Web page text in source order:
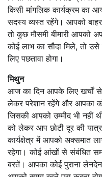
किसी मांगलिक कार्यक्रम का
सदस्य व्यस्त रहेंगे। आपको
तो कुछ मौसमी बीमारी आपको
कोई लाभ का सौदा मिले, तो
लिए पछतावा होगा।
मिथुन
आज का दिन आपके लिए खर्चों
लेकर परेशान रहेंगे और आपका
जिसकी आपको उम्मीद भी नहीं
को लेकर आप छोटी दूर की
कार्यक्षेत्र में आपको अक्समात
रहेगा। कोई आंखों से संबंधित
बरतें। आपका कोई पुराना